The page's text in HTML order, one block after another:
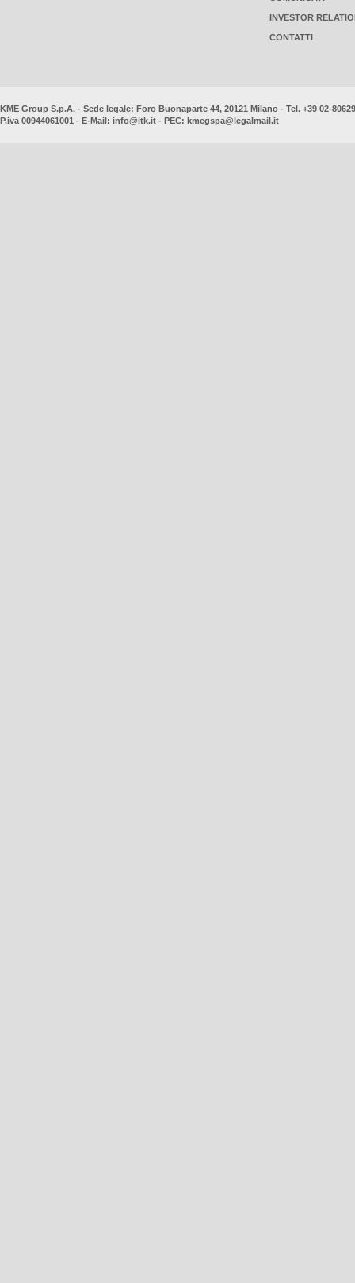
INVESTOR
CONTATTI
KME Group S.p.A. - Sede legale: Foro Buonaparte 44, 20121 Milano - Tel. +39 02-
P.iva 00944061001 - E-Mail: info@itk.it - PEC: kmegspa@legalmail.it